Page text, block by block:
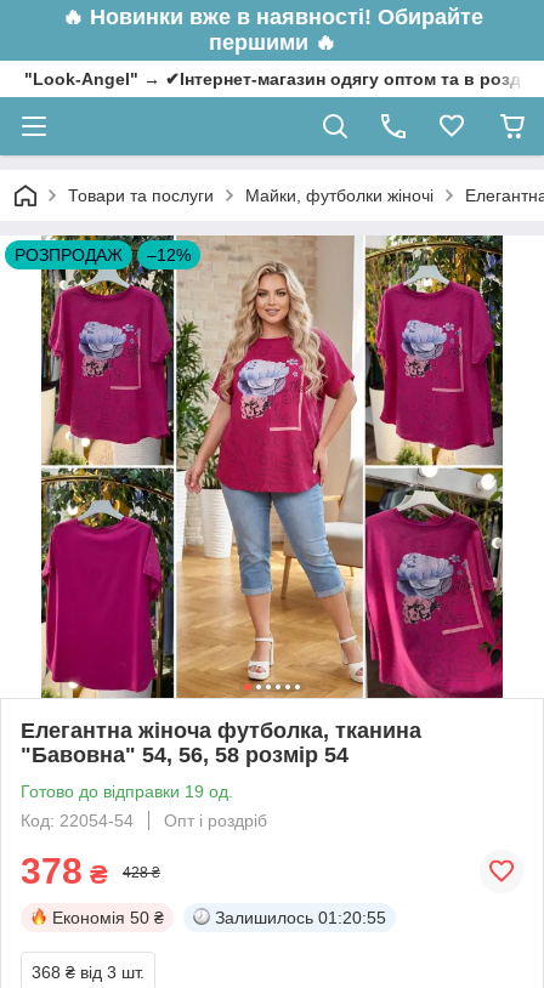
🔥 Новинки вже в наявності! Обирайте
першими 🔥
"Look-Angel" → ✔Інтернет-магазин одягу оптом та в
Товари та послуги Майки, футболки жіночі
РОЗПРОДАЖ –12%
Елегантна жіноча футболка, тканина
"Бавовна" 54, 56, 58 розмір 54
Готово до відправки 19 од.
Код: 22054-54
Опт і роздріб
378 ₴ 428 ₴
Економія 50 ₴ Залишилось 01:20:54
368 ₴ від 3 шт.